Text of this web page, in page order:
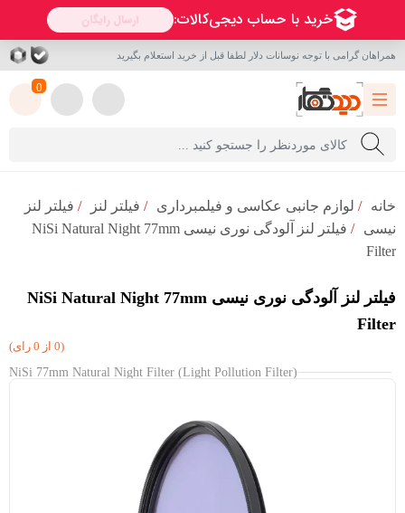
همراهان گرامی با توجه نوسانات دلار لطفا قبل از خرید استعلام بگیرید
0
خانه / لوازم جانبی عکاسی و فیلمبرداری / فیلتر لنز / فیلتر لنز
نیسی /
فیلتر لنز آلودگی نوری نیسی NiSi Natural Night 77mm
Filter
فیلتر لنز آلودگی نوری نیسی NiSi Natural Night 77mm
Filter
(0 از 0 رای)
NiSi 77mm Natural Night Filter (Light Pollution Filter)